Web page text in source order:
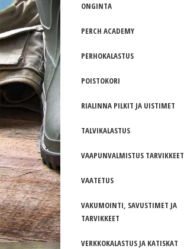
ONGINTA
PERCH ACADEMY
PERHOKALASTUS
POISTOKORI
RIALINNA PILKIT JA UISTIMET
TALVIKALASTUS
VAAPUNVALMISTUS TARVIKKEET
VAATETUS
VAKUMOINTI, SAVUSTIMET JA
TARVIKKEET
VERKKOKALASTUS JA KATISKAT